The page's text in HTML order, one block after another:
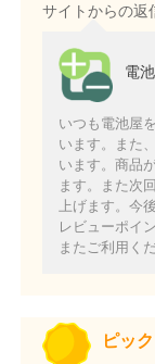
サイトからの返
電
いつも電池屋
います。また
います。商品
ます。また次
上げます。今
レビューポイ
またご利用く
ピッ